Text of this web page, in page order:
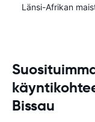
Länsi-Afrikan
Bissau